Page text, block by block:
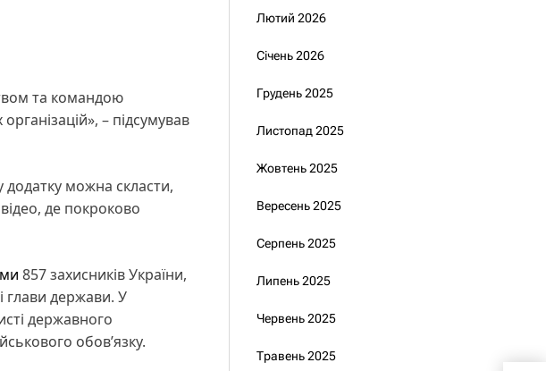
та командою
– підсумував
можна скласти,
де покроково
857 захисників України,
глави держави. У
державного
обов’язку.
Лютий 2026
Січень 2026
Грудень 2025
Листопад 2025
Жовтень 2025
Вересень 2025
Серпень 2025
Липень 2025
Червень 2025
Травень 2025